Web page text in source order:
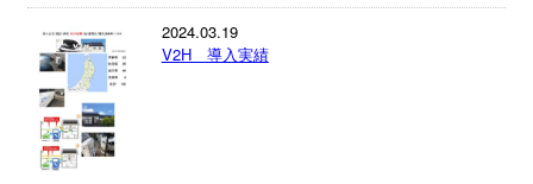
2024.03.19
V2H 導入実績